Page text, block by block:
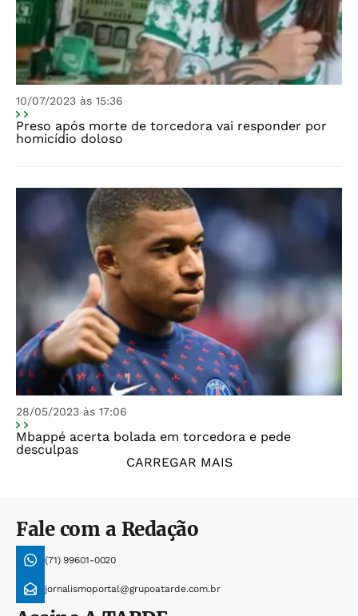
10/07/2023 às 15:36
Preso após morte de torcedora vai responder por
homicídio doloso
28/05/2023 às 17:06
Mbappé acerta bolada em torcedora e pede
desculpas
CARREGAR MAIS
Fale com a Redação
(71) 99601-0020
jornalismoportal@grupoatarde.com.br